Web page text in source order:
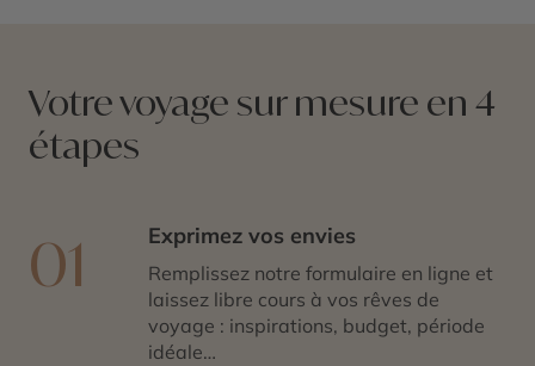
Votre voyage sur mesure en 4
étapes
01 Exprimez vos envies
Remplissez notre formulaire en ligne et
laissez libre cours à vos rêves de
voyage : inspirations, budget, période
idéale…